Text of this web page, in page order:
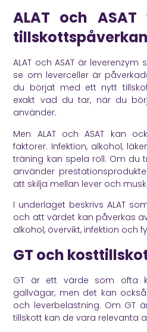
ALAT och
tillskottspåverkan
ALAT och ASAT är
se om leverceller är
du börjat med ett nytt
exakt vad du tar, när du
använder.
Men ALAT och ASAT kan
faktorer. Infektion, alkohol,
träning kan spela roll. Om du
använder
att skilja mellan lever och
I underlaget beskrivs ALAT
och att värdet kan påverkas
alkohol, övervikt, infektion och
GT och
GT är ett värde som ofta
gallvägar, men det kan
och leverbelastning. Om GT
tillskott kan de vara relevanta